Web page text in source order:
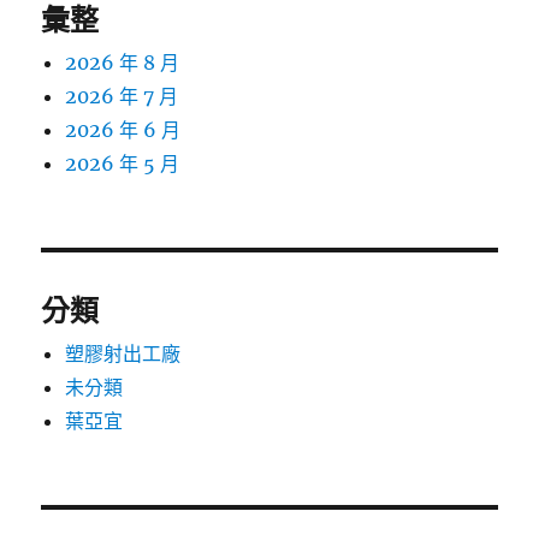
彙整
2026 年 8 月
2026 年 7 月
2026 年 6 月
2026 年 5 月
分類
塑膠射出工廠
未分類
葉亞宜